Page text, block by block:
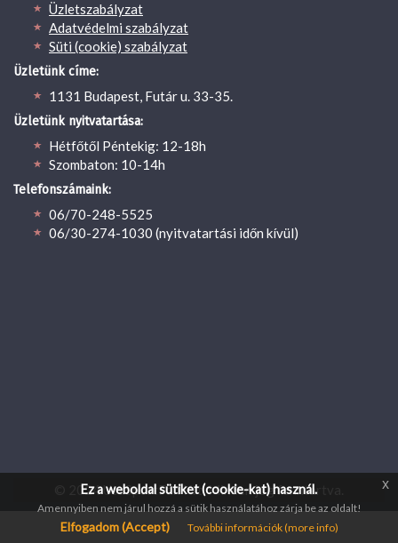
Üzletszabályzat
Adatvédelmi szabályzat
Süti (cookie) szabályzat
Üzletünk címe:
1131 Budapest, Futár u. 33-35.
Üzletünk nyitvatartása:
Hétfőtől Péntekig: 12-18h
Szombaton: 10-14h
Telefonszámaink:
06/70-248-5525
06/30-274-1030 (nyitvatartási időn kívül)
© 2024 UsaSportFan Kft. Minden jog fenntartva.
Ez a weboldal sütiket (cookie-kat) használ.
Amennyiben nem járul hozzá a sütik használatához zárja be az oldalt!
Elfogadom (Accept) További információk (more info)
x